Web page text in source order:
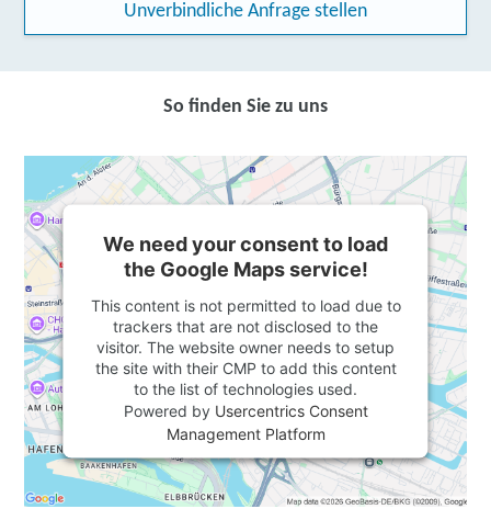
Unverbindliche Anfrage stellen
So finden Sie zu uns
We need your consent to load
the Google Maps service!
This content is not permitted to load due to
trackers that are not disclosed to the
visitor. The website owner needs to setup
the site with their CMP to add this content
to the list of technologies used.
Powered by Usercentrics Consent
Management Platform